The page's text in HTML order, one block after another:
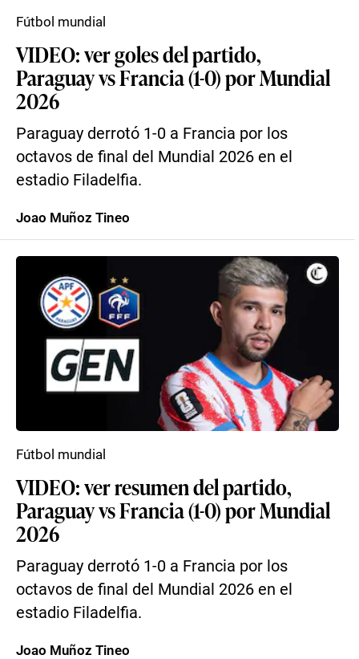
VIDEO: ver goles del partido,
Paraguay vs Francia (1-0) por Mundial
2026
Paraguay derrotó 1-0 a Francia por los
octavos de final del Mundial 2026 en el
estadio Filadelfia.
Fútbol mundial
Joao Muñoz Tineo
VIDEO: ver resumen del partido,
Paraguay vs Francia (1-0) por Mundial
2026
Paraguay derrotó 1-0 a Francia por los
octavos de final del Mundial 2026 en el
estadio Filadelfia.
Fútbol mundial
Joao Muñoz Tineo